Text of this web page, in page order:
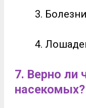
7. Верно ли
насекомых?